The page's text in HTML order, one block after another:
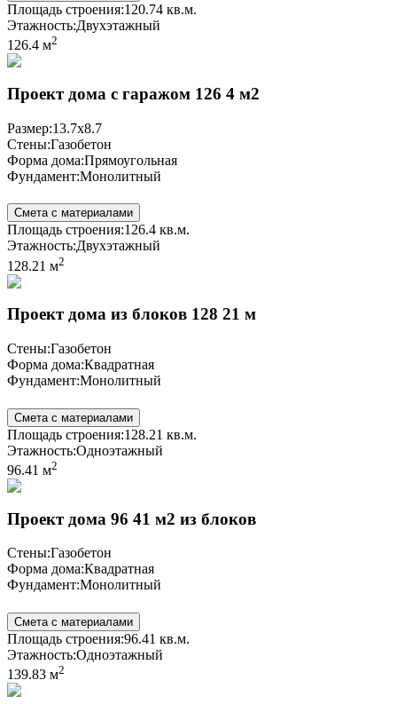
Площадь строения:120.74 кв.м.
Этажность:Двухэтажный
126.4 м2
Проект дома с гаражом 126 4 м2
Размер:13.7x8.7
Стены:Газобетон
Форма дома:Прямоугольная
Фундамент:Монолитный
Смета с материалами
Площадь строения:126.4 кв.м.
Этажность:Двухэтажный
128.21 м2
Проект дома из блоков 128 21 м
Стены:Газобетон
Форма дома:Квадратная
Фундамент:Монолитный
Смета с материалами
Площадь строения:128.21 кв.м.
Этажность:Одноэтажный
96.41 м2
Проект дома 96 41 м2 из блоков
Стены:Газобетон
Форма дома:Квадратная
Фундамент:Монолитный
Смета с материалами
Площадь строения:96.41 кв.м.
Этажность:Одноэтажный
139.83 м2